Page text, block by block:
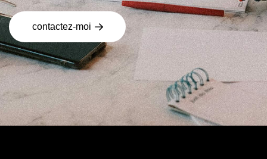
contactez-moi